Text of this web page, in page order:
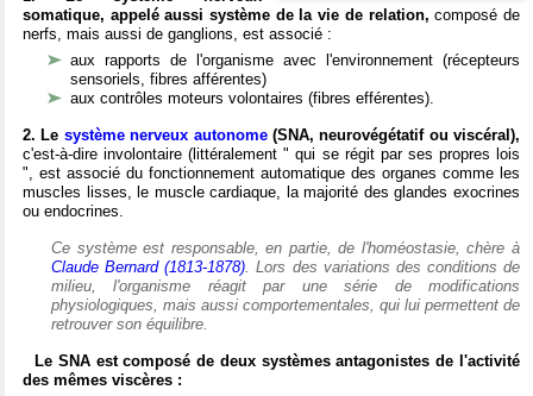
somatique, appelé aussi système de la vie de relation, composé de
nerfs, mais aussi de ganglions, est associé :
aux rapports de l'organisme avec l'environnement (récepteurs
sensoriels, fibres afférentes)
aux contrôles moteurs volontaires (fibres efférentes).
2. Le système nerveux autonome(SNA, neurovégétatif ou viscéral),
c'est-à-dire involontaire (littéralement " qui se régit par ses propres lois
", est associé du fonctionnement automatique des organes comme les
muscles lisses, le muscle cardiaque, la majorité des glandes exocrines
ou endocrines.
Ce système est responsable, en partie, de l'homéostasie, chère à
Claude Bernard (1813-1878). Lors des variations des conditions de
milieu, l'organisme réagit par une série de modifications
physiologiques, mais aussi comportementales, qui lui permettent de
retrouver son équilibre.
Le SNA est composé de deux systèmes antagonistes de l'activité
des mêmes viscères :